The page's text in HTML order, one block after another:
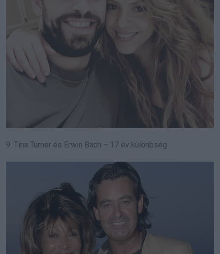
9. Tina Turner és Erwin Bach – 17 év különbség